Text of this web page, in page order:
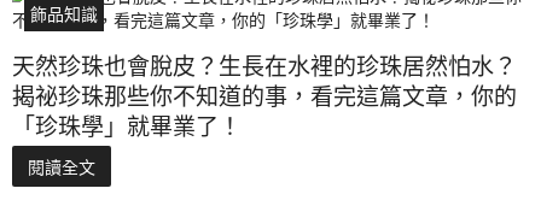
飾品知識
天然珍珠也會脫皮？生長在水裡的珍珠居然怕水？
揭祕珍珠那些你不知道的事，看完這篇文章，你的
「珍珠學」就畢業了！
閱讀全文